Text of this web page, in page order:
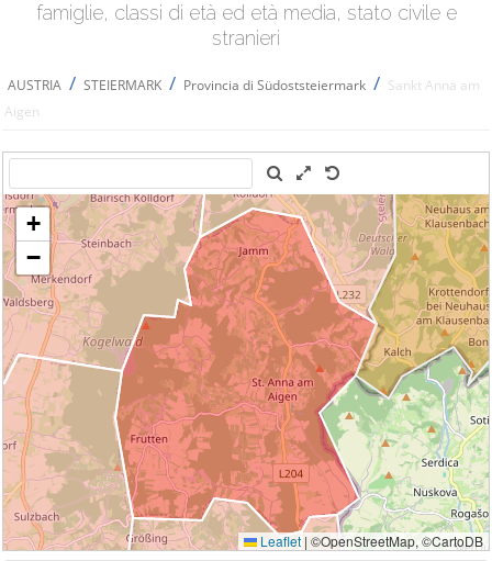
famiglie, classi di età ed età media, stato civile e
stranieri
AUSTRIA / STEIERMARK / Provincia di Südoststeiermark / Sankt Anna am
Aigen